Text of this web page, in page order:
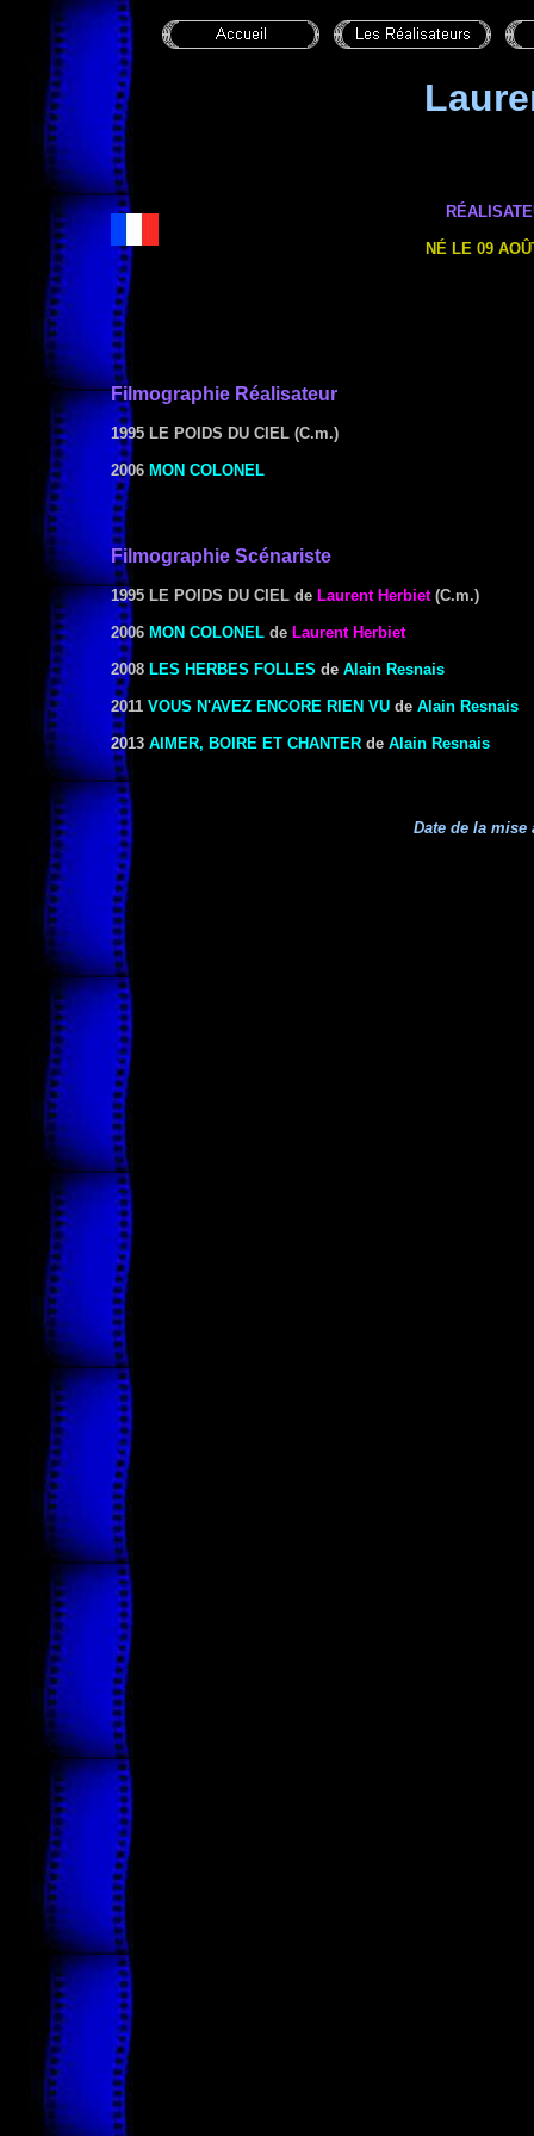
NÉ LE 09
Filmographie Réalisateur
1995 LE POIDS DU CIEL (C.m.)
2006 MON COLONEL
Filmographie Scénariste
1995 LE POIDS DU CIEL de Laurent Herbiet(C.m.)
2006 MON COLONEL de Laurent Herbiet
2008 LES HERBES FOLLES de Alain Resnais
2011 VOUS N'AVEZ ENCORE RIEN VU de Alain Resnais
2013 AIMER, BOIRE ET CHANTER de Alain Resnais
Date de la